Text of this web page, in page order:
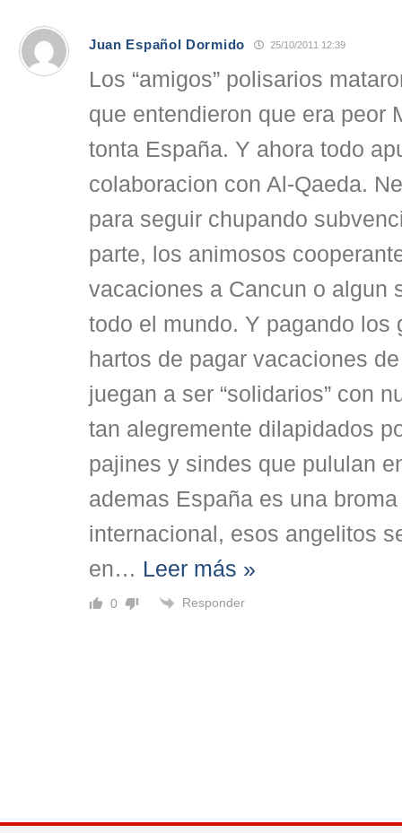
Juan Español Dormido 25/10/2011 12:39
Los “amigos” polisarios
que entendieron que era peor
tonta España. Y ahora todo
colaboracion con Al-Qaeda.
para seguir chupando
parte, los animosos
vacaciones a Cancun o algun
todo el mundo. Y pagando los
hartos de pagar vacaciones
juegan a ser “solidarios” con
tan alegremente dilapidados
pajines y sindes que pululan
ademas España es una
internacional, esos angelitos
en… Leer más »
0 Responder